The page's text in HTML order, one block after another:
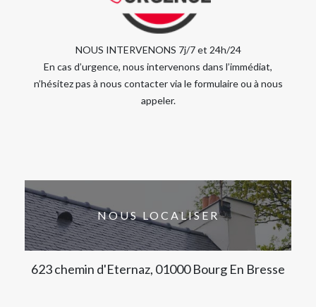
NOUS INTERVENONS 7j/7 et 24h/24
En cas d’urgence, nous intervenons dans l’immédiat,
n’hésitez pas à nous contacter via le formulaire ou à nous
appeler.
NOUS LOCALISER
623 chemin d'Eternaz, 01000 Bourg En Bresse